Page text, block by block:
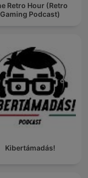
Retro Hour (Retro
Gaming Podcast)
Kibertámadás!